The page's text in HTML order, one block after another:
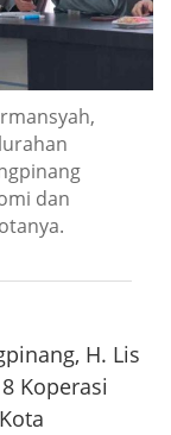
dan
H. Lis
Koperasi